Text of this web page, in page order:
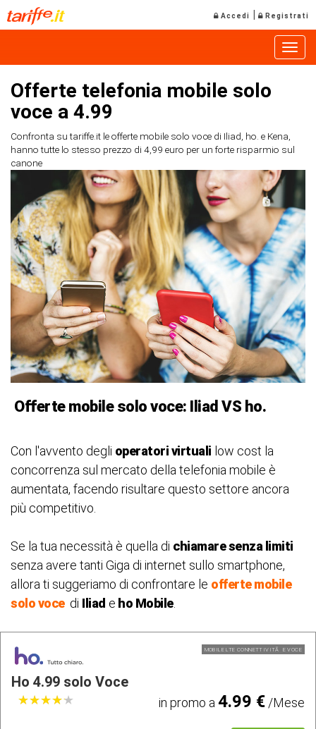
Accedi | Registrati
Offerte telefonia mobile solo
voce a 4.99
Confronta su tariffe.it le offerte mobile solo voce di Iliad, ho. e Kena,
hanno tutte lo stesso prezzo di 4,99 euro per un forte risparmio sul
canone
Offerte mobile solo voce: Iliad VS ho.
Con l'avvento degli operatori virtuali low cost la
concorrenza sul mercato della telefonia mobile è
aumentata, facendo risultare questo settore ancora
più competitivo.
Se la tua necessità è quella di chiamare senza limiti
senza avere tanti Giga di internet sullo smartphone,
allora ti suggeriamo di confrontare le offerte mobile
solo voce di Iliad e ho Mobile.
MOBILE LTE CONNETTIVITÃ E VOCE
Ho 4.99 solo Voce
★★★★★
★★★★★ in promo a 4.99 €/Mese